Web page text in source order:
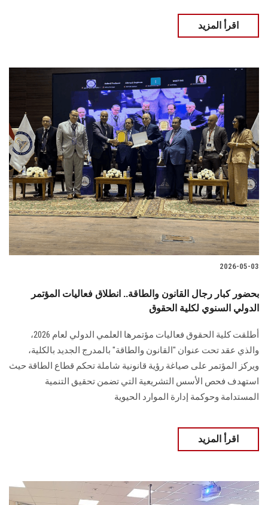
اقرأ المزيد
2026-05-03
بحضور كبار رجال القانون والطاقة.. انطلاق فعاليات المؤتمر
الدولي السنوي لكلية الحقوق
أطلقت كلية الحقوق فعاليات مؤتمرها العلمي الدولي لعام 2026،
والذي عقد تحت عنوان "القانون والطاقة" بالمدرج الجديد بالكلية،
ويركز المؤتمر على صياغة رؤية قانونية شاملة تحكم قطاع الطاقة حيث
استهدف فحص الأسس التشريعية التي تضمن تحقيق التنمية
المستدامة وحوكمة إدارة الموارد الحيوية
اقرأ المزيد